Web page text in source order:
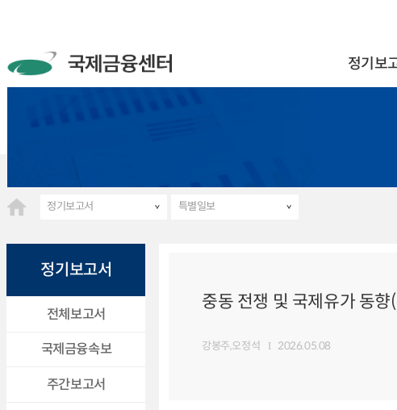
정기보
정기보고서 특별일보
정기보고서
전체보고서
국제금융속보
주간보고서
중동 전쟁 및 국제유가 동향
강봉주,오정석 2026.05.08